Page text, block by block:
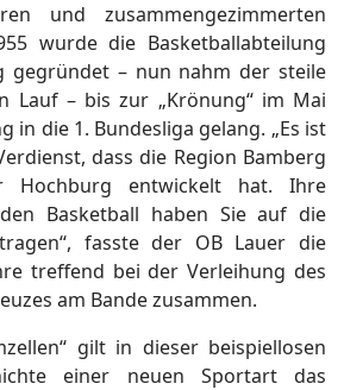
und zusammengezimmerten
wurde die Basketballabteilung
gegründet – nun nahm der steile
Lauf – bis zur „Krönung“ im Mai
in die 1. Bundesliga gelang. „Es ist
dass die Region Bamberg
entwickelt hat. Ihre
Basketball haben Sie auf die
fasste der OB Lauer die
treffend bei der Verleihung des
am Bande zusammen.
gilt in dieser beispiellosen
einer neuen Sportart das